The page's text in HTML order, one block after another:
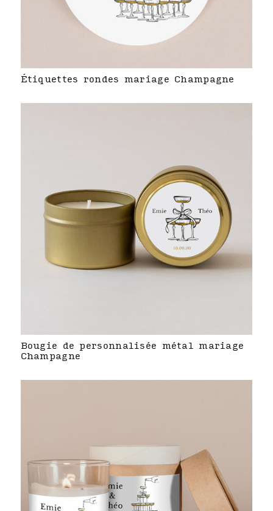
Étiquettes rondes mariage Champagne
Bougie de personnalisée métal mariage
Champagne